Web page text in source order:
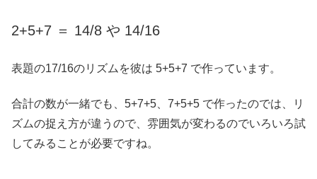
2+5+7 ＝ 14/8 や 14/16
表題の17/16のリズムを彼は 5+5+7 で作っています。
合計の数が一緒でも、5+7+5、7+5+5 で作ったのでは、リ
ズムの捉え方が違うので、雰囲気が変わるのでいろいろ試
してみることが必要ですね。